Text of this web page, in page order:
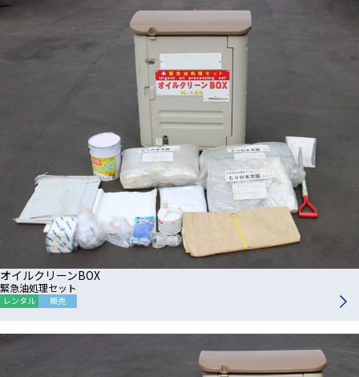
オイルクリーンBOX
緊急油処理セット
レンタル 販売